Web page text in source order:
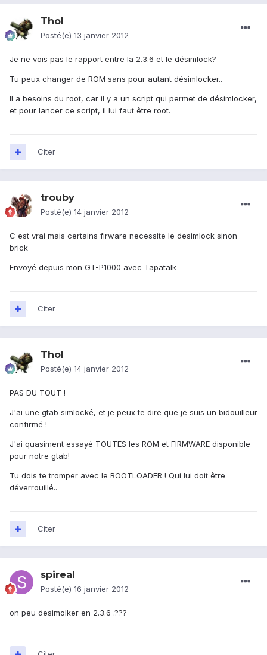
Thol
Posté(e) 13 janvier 2012
Je ne vois pas le rapport entre la 2.3.6 et le désimlock?
Tu peux changer de ROM sans pour autant désimlocker..
Il a besoins du root, car il y a un script qui permet de désimlocker,
et pour lancer ce script, il lui faut être root.
Citer
trouby
Posté(e) 14 janvier 2012
C est vrai mais certains firware necessite le desimlock sinon
brick
Envoyé depuis mon GT-P1000 avec Tapatalk
Citer
Thol
Posté(e) 14 janvier 2012
PAS DU TOUT !
J'ai une gtab simlocké, et je peux te dire que je suis un bidouilleur
confirmé !
J'ai quasiment essayé TOUTES les ROM et FIRMWARE disponible
pour notre gtab!
Tu dois te tromper avec le BOOTLOADER ! Qui lui doit être
déverrouillé..
Citer
spireal
Posté(e) 16 janvier 2012
on peu desimolker en 2.3.6 .???